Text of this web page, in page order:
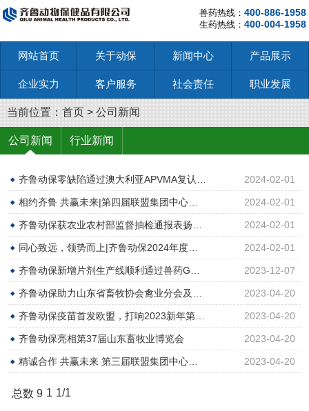
兽药热线： 400-886-1958
生药热线： 400-004-1958
网站首页 关于动保 新闻中心 产品展示
企业实力 客户服务 社会责任 职业发展
当前位置： 首页 > 公司新闻
公司新闻 行业新闻
2024-02-01
齐鲁动保零缺陷通过澳大利亚APVMA复认…
2024-02-01
相约齐鲁 共赢未来|第四届联盟集团中心…
2024-02-01
齐鲁动保获农业农村部监督抽检通报表扬…
2024-02-01
同心致远，领势而上|齐鲁动保2024年度…
2023-12-07
齐鲁动保新增片剂生产线顺利通过兽药G…
2023-04-20
齐鲁动保助力山东省畜牧协会禽业分会及…
2023-04-20
齐鲁动保疫苗首发欧盟，打响2023新年第…
2023-04-20
齐鲁动保亮相第37届山东畜牧业博览会
2023-04-20
精诚合作 共赢未来 第三届联盟集团中心…
总数 9 1 1/1